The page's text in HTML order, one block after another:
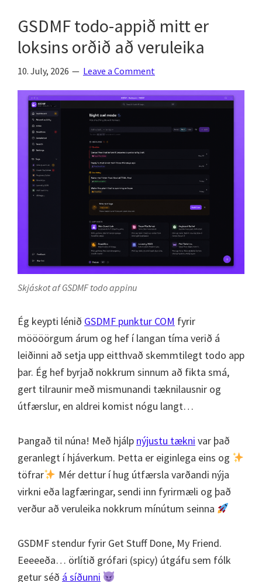
2007
er
á
nýja
vefsíðu
GSDMF todo-appið mitt er
loksins orðið að veruleika
10. July, 2026 Leave a Comment
Skjáskot af GSDMF todo appinu
Ég keypti lénið GSDMF punktur COM fyrir
möööörgum árum og hef í langan tíma verið á
leiðinni að setja upp eitthvað skemmtilegt todo app
þar. Ég hef byrjað nokkrum sinnum að fikta smá,
gert tilraunir með mismunandi tæknilausnir og
útfærslur, en aldrei komist nógu langt…
Þangað til núna! Með hjálp nýjustu tækni var það
geranlegt í hjáverkum. Þetta er eiginlega eins og
töfrar
Mér dettur í hug útfærsla varðandi nýja
virkni eða lagfæringar, sendi inn fyrirmæli og það
verður að veruleika nokkrum mínútum seinna
GSDMF stendur fyrir Get Stuff Done, My Friend.
Eeeeeða… örlítið grófari (spicy) útgáfu sem fólk
getur séð á síðunni